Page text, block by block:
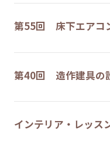
第55回 床下エアコ
第40回 造作建具の
インテリア・レッ